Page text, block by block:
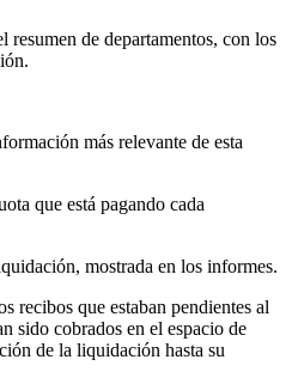
resumen de departamentos, con los
más relevante de esta
que está pagando cada
mostrada en los informes.
recibos que estaban pendientes al
sido cobrados en el espacio de
de la liquidación hasta su